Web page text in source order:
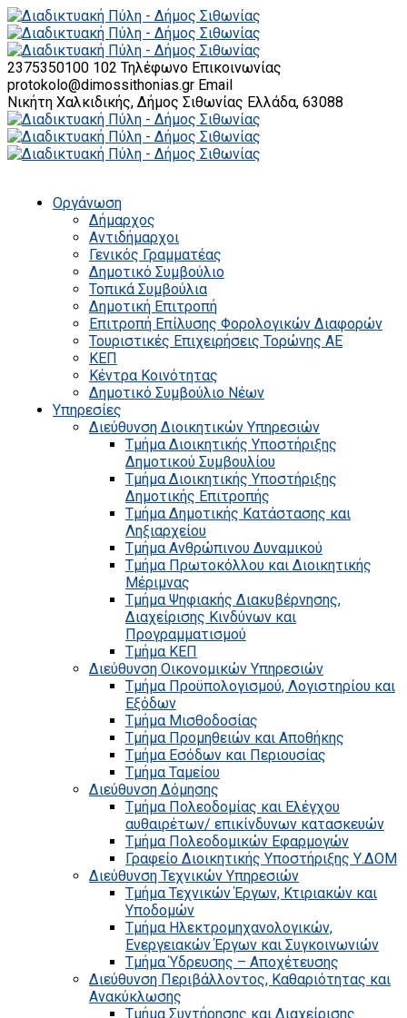
2375350100 102 Τηλέφωνο Επικοινωνίας
protokolo@dimossithonias.gr Email
Νικήτη Χαλκιδικής, Δήμος Σιθωνίας Ελλάδα, 63088
Οργάνωση
Δήμαρχος
Αντιδήμαρχοι
Γενικός Γραμματέας
Δημοτικό Συμβούλιο
Τοπικά Συμβούλια
Δημοτική Επιτροπή
Επιτροπή Επίλυσης Φορολογικών Διαφορών
Τουριστικές Επιχειρήσεις Τορώνης ΑΕ
ΚΕΠ
Κέντρα Κοινότητας
Δημοτικό Συμβούλιο Νέων
Υπηρεσίες
Διεύθυνση Διοικητικών Υπηρεσιών
Τμήμα Διοικητικής Υποστήριξης
Δημοτικού Συμβουλίου
Τμήμα Διοικητικής Υποστήριξης
Δημοτικής Επιτροπής
Τμήμα Δημοτικής Κατάστασης και
Ληξιαρχείου
Τμήμα Ανθρώπινου Δυναμικού
Τμήμα Πρωτοκόλλου και Διοικητικής
Μέριμνας
Τμήμα Ψηφιακής Διακυβέρνησης,
Διαχείρισης Κινδύνων και
Προγραμματισμού
Τμήμα ΚΕΠ
Διεύθυνση Οικονομικών Υπηρεσιών
Τμήμα Προϋπολογισμού, Λογιστηρίου και
Εξόδων
Τμήμα Μισθοδοσίας
Τμήμα Προμηθειών και Αποθήκης
Τμήμα Εσόδων και Περιουσίας
Τμήμα Ταμείου
Διεύθυνση Δόμησης
Τμήμα Πολεοδομίας και Ελέγχου
αυθαιρέτων/ επικίνδυνων κατασκευών
Τμήμα Πολεοδομικών Εφαρμογών
Γραφείο Διοικητικής Υποστήριξης Υ.ΔΟΜ
Διεύθυνση Τεχνικών Υπηρεσιών
Τμήμα Τεχνικών Έργων, Κτιριακών και
Υποδομών
Τμήμα Ηλεκτρομηχανολογικών,
Ενεργειακών Έργων και Συγκοινωνιών
Τμήμα Ύδρευσης – Αποχέτευσης
Διεύθυνση Περιβάλλοντος, Καθαριότητας και
Ανακύκλωσης
Τμήμα Συντήρησης και Διαχείρισης